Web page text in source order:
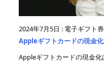
2024年7月5日 : 電子ギフト
Appleギフトカードの現金
Appleギフトカードの現金